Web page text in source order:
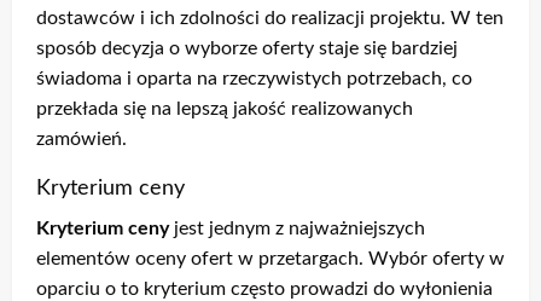
dostawców i ich zdolności do realizacji projektu. W ten
sposób decyzja o wyborze oferty staje się bardziej
świadoma i oparta na rzeczywistych potrzebach, co
przekłada się na lepszą jakość realizowanych
zamówień.
Kryterium ceny
Kryterium cenyjest jednym z najważniejszych
elementów oceny ofert w przetargach. Wybór oferty w
oparciu o to kryterium często prowadzi do wyłonienia